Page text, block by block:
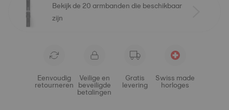
Bekijk de 20 armbanden die beschikbaar
zijn
Eenvoudig
retourneren
Veilige en
beveiligde
betalingen
Gratis
levering
Swiss made
horloges